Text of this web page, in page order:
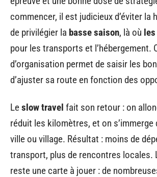
commencer, il est judicieux d’éviter la
de privilégier la basse saison, là où
pour les transports et l’hébergement.
d’organisation permet de saisir les
d’ajuster sa route en fonction des
Leslow travel fait son retour : on
réduit les kilomètres, et on s’immerge
ville ou village. Résultat : moins de
transport, plus de rencontres locales.
reste une carte à jouer : de